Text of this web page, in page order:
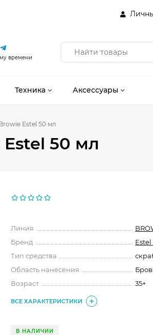
времени
Техника Аксессуары
Estel 50 мл
50 мл
Линия
Бренд
Estel
Тип средства
Область нанесения
Возраст
35+
ВСЕ ХАРАКТЕРИСТИКИ
В НАЛИЧИИ